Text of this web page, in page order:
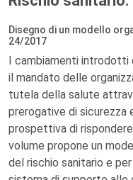
Disegno di un modello
24/2017
I cambiamenti introdotti
il mandato delle
tutela della salute
prerogative di sicurezza
prospettiva di
volume propone un
del rischio sanitario e